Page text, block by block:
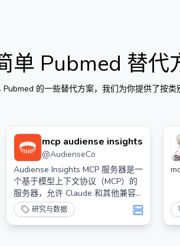
单 Pubmed 替代
Pubmed 的一些替代方案，我们为你提供了按类
mcp audiense insights
@AudienseCo
Audiense Insights MCP 服务器是一
个基于模型上下文协议（MCP）的
服务器，允许 Claude 和其他兼容
MCP 的客户端与您的 Audiense
Insights 账户进行交互。
研究与数据